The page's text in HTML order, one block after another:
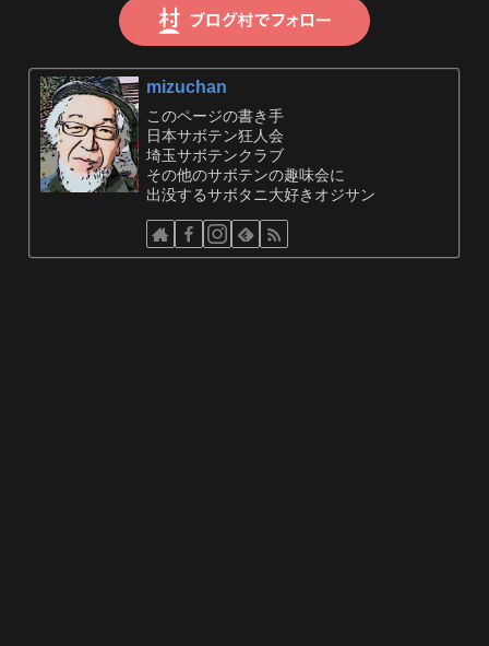
mizuchan
このページの書き手
日本サボテン狂人会
埼玉サボテンクラブ
その他のサボテンの趣味会に
出没するサボタニ大好きオジサン